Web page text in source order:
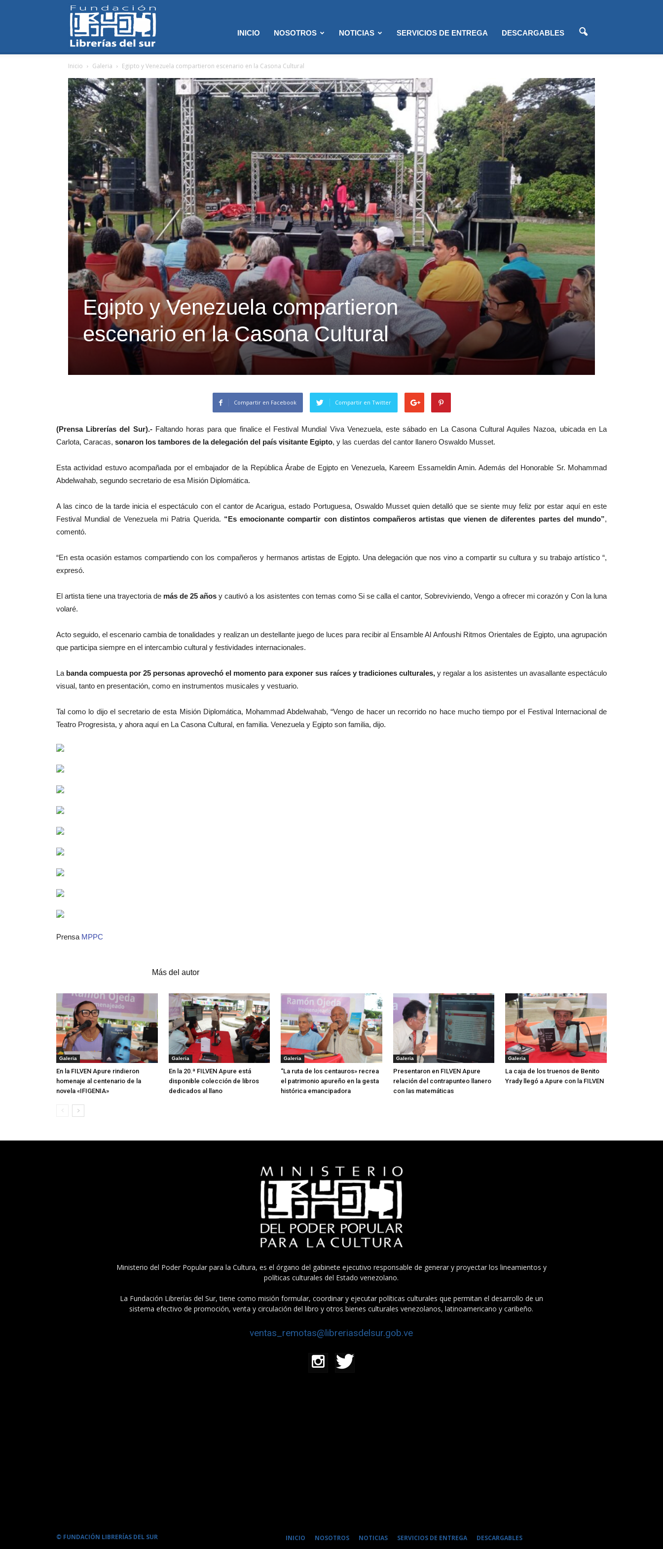
Librerías
del
Sur
INICIO NOSOTROS NOTICIAS SERVICIOS DE ENTREGA DESCARGABLES
Inicio Galeria Egipto y Venezuela compartieron escenario en la Casona Cultural
Egipto y Venezuela compartieron
escenario en la Casona Cultural
Compartir en Facebook Compartir en Twitter
(Prensa Librerías del Sur).- Faltando horas para que finalice el Festival Mundial Viva Venezuela, este sábado en La Casona Cultural Aquiles Nazoa, ubicada en La
Carlota, Caracas, sonaron los tambores de la delegación del país visitante Egipto, y las cuerdas del cantor llanero Oswaldo Musset.
Esta actividad estuvo acompañada por el embajador de la República Árabe de Egipto en Venezuela, Kareem Essameldin Amin. Además del Honorable Sr. Mohammad
Abdelwahab, segundo secretario de esa Misión Diplomática.
A las cinco de la tarde inicia el espectáculo con el cantor de Acarigua, estado Portuguesa, Oswaldo Musset quien detalló que se siente muy feliz por estar aquí en este
Festival Mundial de Venezuela mi Patria Querida. “Es emocionante compartir con distintos compañeros artistas que vienen de diferentes partes del mundo”,
comentó.
“En esta ocasión estamos compartiendo con los compañeros y hermanos artistas de Egipto. Una delegación que nos vino a compartir su cultura y su trabajo artístico “,
expresó.
El artista tiene una trayectoria de más de 25 años y cautivó a los asistentes con temas como Si se calla el cantor, Sobreviviendo, Vengo a ofrecer mi corazón y Con la luna
volaré.
Acto seguido, el escenario cambia de tonalidades y realizan un destellante juego de luces para recibir al Ensamble Al Anfoushi Ritmos Orientales de Egipto, una agrupación
que participa siempre en el intercambio cultural y festividades internacionales.
La banda compuesta por 25 personas aprovechó el momento para exponer sus raíces y tradiciones culturales,y regalar a los asistentes un avasallante espectáculo
visual, tanto en presentación, como en instrumentos musicales y vestuario.
Tal como lo dijo el secretario de esta Misión Diplomática, Mohammad Abdelwahab, “Vengo de hacer un recorrido no hace mucho tiempo por el Festival Internacional de
Teatro Progresista, y ahora aquí en La Casona Cultural, en familia. Venezuela y Egipto son familia, dijo.
Prensa MPPC
Más del autor
Galeria
En la FILVEN Apure rindieron
homenaje al centenario de la
novela «IFIGENIA»
Galeria
En la 20.ª FILVEN Apure está
disponible colección de libros
dedicados al llano
Galeria
“La ruta de los centauros» recrea
el patrimonio apureño en la gesta
histórica emancipadora
Galeria
Presentaron en FILVEN Apure
relación del contrapunteo llanero
con las matemáticas
Galeria
La caja de los truenos de Benito
Yrady llegó a Apure con la FILVEN
Ministerio del Poder Popular para la Cultura, es el órgano del gabinete ejecutivo responsable de generar y proyectar los lineamientos y
políticas culturales del Estado venezolano.
La Fundación Librerías del Sur, tiene como misión formular, coordinar y ejecutar políticas culturales que permitan el desarrollo de un
sistema efectivo de promoción, venta y circulación del libro y otros bienes culturales venezolanos, latinoamericano y caribeño.
ventas_remotas@libreriasdelsur.gob.ve
INICIO NOSOTROS NOTICIAS SERVICIOS DE ENTREGA DESCARGABLES
© FUNDACIÓN LIBRERÍAS DEL SUR